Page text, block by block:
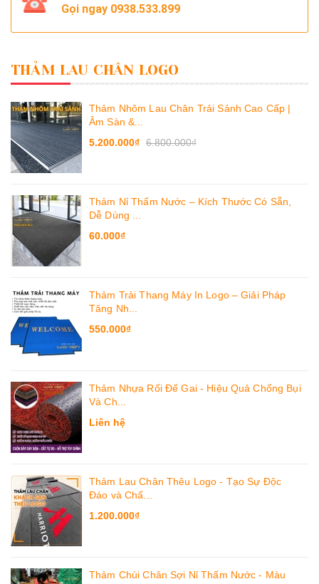
Gọi ngay 0938.533.899
THẢM LAU CHÂN LOGO
Thảm Nhôm Lau Chân Trải Sảnh Cao Cấp |
Âm Sàn &...
5.200.000₫ 6.800.000₫
Thảm Nỉ Thấm Nước – Kích Thước Có Sẵn,
Dễ Dùng ...
60.000₫
Thảm Trải Thang Máy In Logo – Giải Pháp
Tăng Nh...
550.000₫
Thảm Nhựa Rối Đế Gai - Hiệu Quả Chống Bụi
Và Ch...
Liên hệ
Thảm Lau Chân Thêu Logo - Tạo Sự Độc
Đáo và Chấ...
1.200.000₫
Thảm Chùi Chân Sợi Nỉ Thấm Nước - Màu